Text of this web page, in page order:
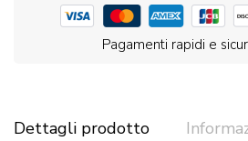
Pagamenti rapidi e
Dettagli prodotto